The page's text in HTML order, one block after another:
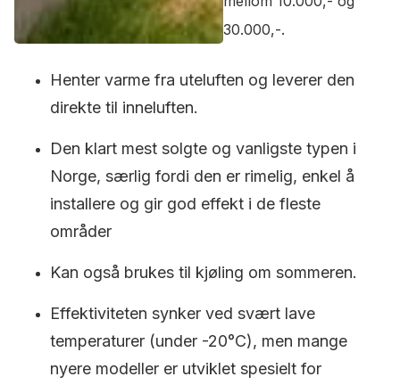
30.000,-.
Henter varme fra uteluften og leverer den
direkte til inneluften.
Den klart mest solgte og vanligste typen i
Norge, særlig fordi den er rimelig, enkel å
installere og gir god effekt i de fleste
områder
Kan også brukes til kjøling om sommeren.
Effektiviteten synker ved svært lave
temperaturer (under -20°C), men mange
nyere modeller er utviklet spesielt for